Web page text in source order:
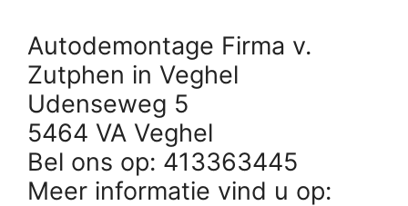
Autodemontage Firma v.
Zutphen in Veghel
Udenseweg 5
5464 VA Veghel
Bel ons op: 413363445
Meer informatie vind u op: